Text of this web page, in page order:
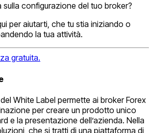
sulla configurazione del tuo broker?
per aiutarti, che tu stia iniziando o
la tua attività.
gratuita.
White Label permette ai broker Forex
per creare un prodotto unico
e la presentazione dell’azienda. Nella
che si tratti di una piattaforma di